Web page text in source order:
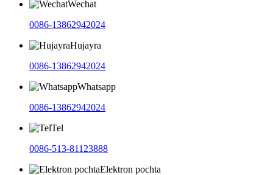
Wechat
0086-13862942024
Hujayra
0086-13862942024
Whatsapp
0086-13862942024
Tel
0086-513-81123888
Elektron pochta